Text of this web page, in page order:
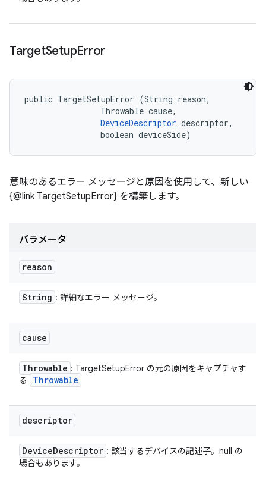
TargetSetupError
public TargetSetupError (String reason,
                Throwable cause,
DeviceDescriptor descriptor,
                boolean deviceSide)
意味のあるエラー メッセージと原因を使用して、新しい
{@link TargetSetupError} を構築します。
パラメータ
reason
String : 詳細なエラー メッセージ。
cause
Throwable : TargetSetupError の元の原因をキャプチャす
る
Throwable
descriptor
DeviceDescriptor : 該当するデバイスの記述子。null の
場合もあります。